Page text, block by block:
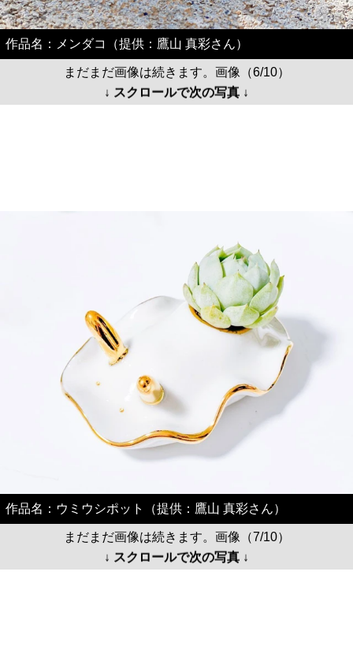
作品名：メンダコ（提供：鷹山 真彩さん）
まだまだ画像は続きます。画像（6/10）
↓ スクロールで次の写真 ↓
作品名：ウミウシポット（提供：鷹山 真彩さん）
まだまだ画像は続きます。画像（7/10）
↓ スクロールで次の写真 ↓